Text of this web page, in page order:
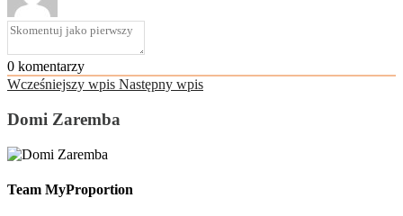
0 komentarzy
Wcześniejszy wpis Następny wpis
Domi Zaremba
Team MyProportion